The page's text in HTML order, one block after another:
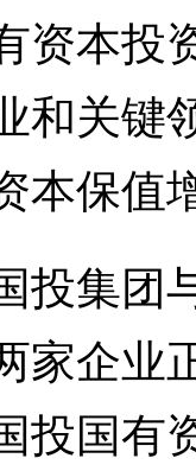
资本投
和关键
本保值
集团
家企业
投国有